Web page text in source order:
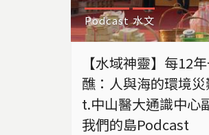
Podcast 水文
【水域神靈】每12
醮：人與海的環境
t.中山醫大通識中心
我們的島Podcast